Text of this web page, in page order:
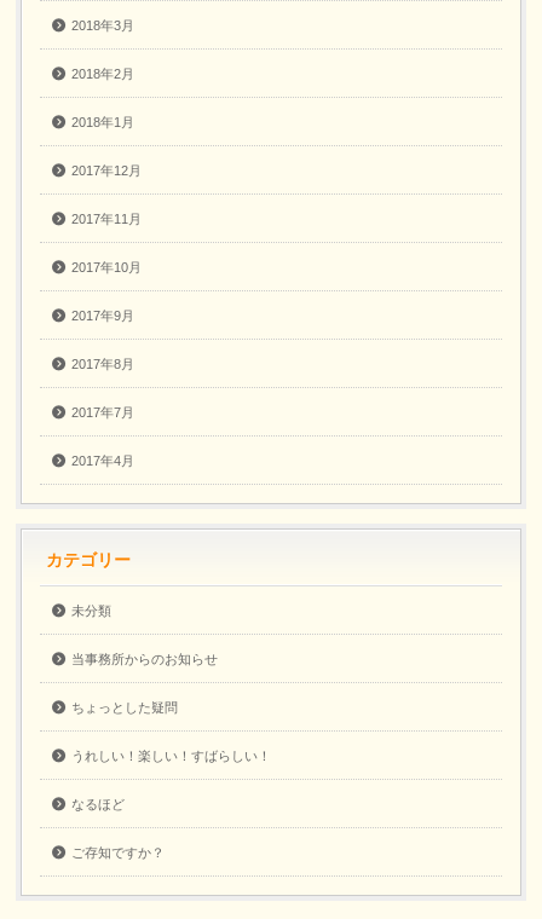
2018年3月
2018年2月
2018年1月
2017年12月
2017年11月
2017年10月
2017年9月
2017年8月
2017年7月
2017年4月
カテゴリー
未分類
当事務所からのお知らせ
ちょっとした疑問
うれしい！楽しい！すばらしい！
なるほど
ご存知ですか？